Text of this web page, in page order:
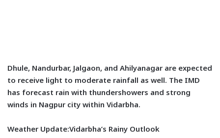
Dhule, Nandurbar, Jalgaon, and Ahilyanagar are expected
to receive light to moderate rainfall as well. The IMD
has forecast rain with thundershowers and strong
winds in Nagpur city within Vidarbha.
Weather Update:Vidarbha’s Rainy Outlook